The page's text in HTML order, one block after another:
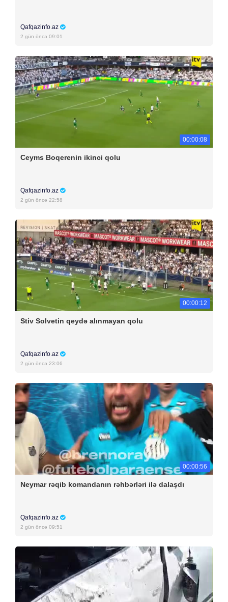
Qafqazinfo.az
2 gün öncə 09:01
00:00:08
Ceyms Boqerenin ikinci qolu
Qafqazinfo.az
2 gün öncə 22:58
00:00:12
Stiv Solvetin qeydə alınmayan qolu
Qafqazinfo.az
2 gün öncə 23:06
00:00:56
Neymar rəqib komandanın rəhbərləri ilə dalaşdı
Qafqazinfo.az
2 gün öncə 09:51